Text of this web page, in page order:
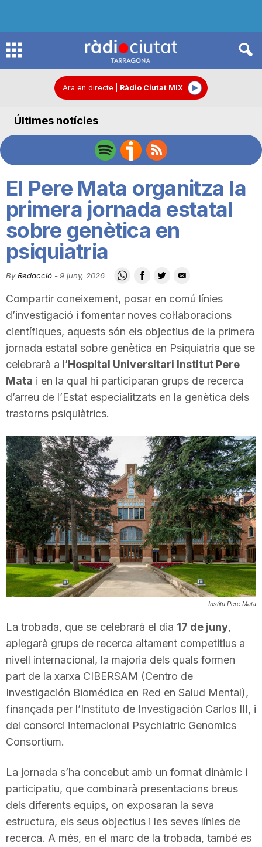
R
d
C
i
u
t
a
d
e
T
a
r
g
a
Ara en directe Ràdio Ciutat MIX
Últimes notícies
El Pere Mata organitza la
primera jornada estatal
sobre genètica en
psiquiatria
By Redacció -9 juny, 2026
Compartir coneixement, posar en comú línies
d’investigació i fomentar noves col·laboracions
científiques, aquests són els objectius de la primera
jornada estatal sobre genètica en Psiquiatria que se
celebrarà a l’Hospital Universitari Institut Pere
Mata i en la qual hi participaran grups de recerca
d’arreu de l’Estat especialitzats en la genètica dels
trastorns psiquiàtrics.
Institu Pere Mata
La trobada, que se celebrarà el dia 17 de juny,
aplegarà grups de recerca altament competitius a
nivell internacional, la majoria dels quals formen
part de la xarxa CIBERSAM (Centro de
Investigación Biomédica en Red en Salud Mental),
finançada per l’Instituto de Investigación Carlos III, i
del consorci internacional Psychiatric Genomics
Consortium.
La jornada s’ha concebut amb un format dinàmic i
participatiu, que combinarà presentacions breus
dels diferents equips, on exposaran la seva
estructura, els seus objectius i les seves línies de
recerca. A més, en el marc de la trobada, també es